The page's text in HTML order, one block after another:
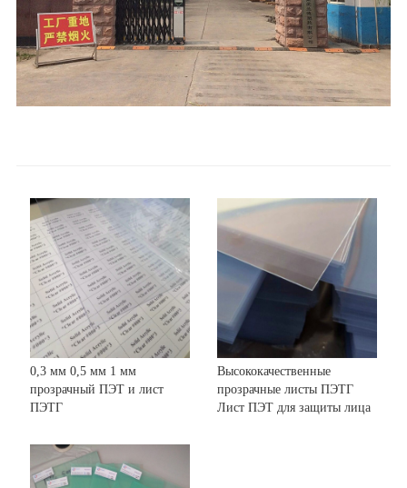
0,3 мм 0,5 мм 1 мм
прозрачный ПЭТ и лист
ПЭТГ
Высококачественные
прозрачные листы ПЭТГ
Лист ПЭТ для защиты лица